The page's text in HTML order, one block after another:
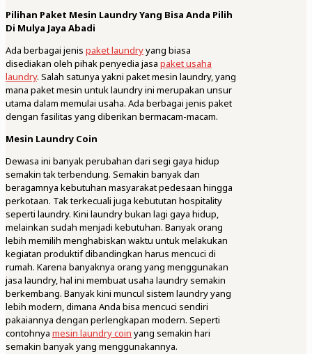
Pilihan Paket Mesin Laundry Yang Bisa Anda Pilih
Di Mulya Jaya Abadi
Ada berbagai jenis paket laundryyang biasa
disediakan oleh pihak penyedia jasa paket usaha
laundry. Salah satunya yakni paket mesin laundry, yang
mana paket mesin untuk laundry ini merupakan unsur
utama dalam memulai usaha. Ada berbagai jenis paket
dengan fasilitas yang diberikan bermacam-macam.
Mesin Laundry Coin
Dewasa ini banyak perubahan dari segi gaya hidup
semakin tak terbendung. Semakin banyak dan
beragamnya kebutuhan masyarakat pedesaan hingga
perkotaan. Tak terkecuali juga kebututan hospitality
seperti laundry. Kini laundry bukan lagi gaya hidup,
melainkan sudah menjadi kebutuhan. Banyak orang
lebih memilih menghabiskan waktu untuk melakukan
kegiatan produktif dibandingkan harus mencuci di
rumah. Karena banyaknya orang yang menggunakan
jasa laundry, hal ini membuat usaha laundry semakin
berkembang. Banyak kini muncul sistem laundry yang
lebih modern, dimana Anda bisa mencuci sendiri
pakaiannya dengan perlengkapan modern. Seperti
contohnya mesin laundry coin yang semakin hari
semakin banyak yang menggunakannya.